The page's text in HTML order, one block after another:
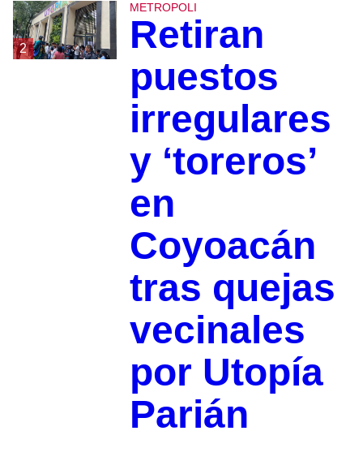
2
METROPOLI
Retiran
puestos
irregulares
y ‘toreros’
en
Coyoacán
tras quejas
vecinales
por Utopía
Parián